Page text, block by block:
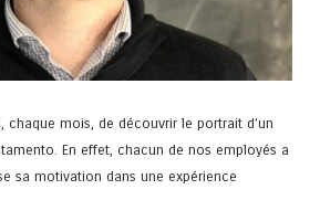
chaque mois, de découvrir le portrait d’un
En effet, chacun de nos employés a
sa motivation dans une expérience